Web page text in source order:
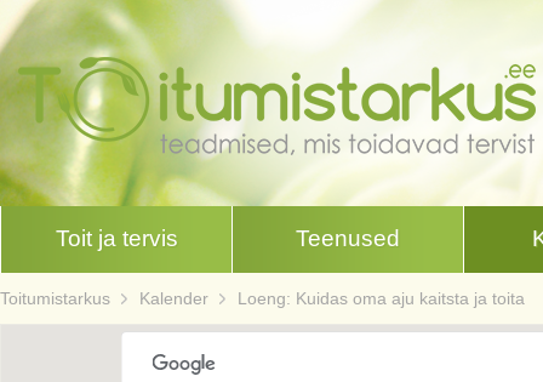
Toit ja tervis Teenused
Toitumistarkus Kalender Loeng: Kuidas oma aju kaitsta ja toita